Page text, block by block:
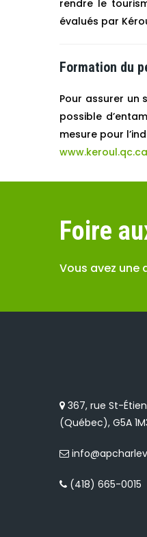
rendre le
évalués par
Formation du
Pour assurer un
possible
mesure pour
www.keroul.qc.ca
Foire
Vous avez une
367, rue St-
(Québec), G5A
(418) 665-0015